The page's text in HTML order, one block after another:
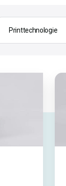
Printtechnologie